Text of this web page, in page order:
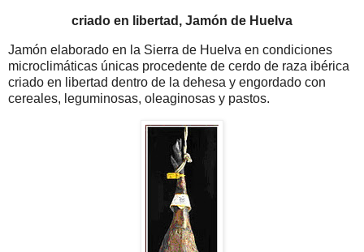
criado en libertad, Jamón de Huelva
Jamón elaborado en la Sierra de Huelva en condiciones
microclimáticas únicas procedente de cerdo de raza ibérica
criado en libertad dentro de la dehesa y engordado con
cereales, leguminosas, oleaginosas y pastos.